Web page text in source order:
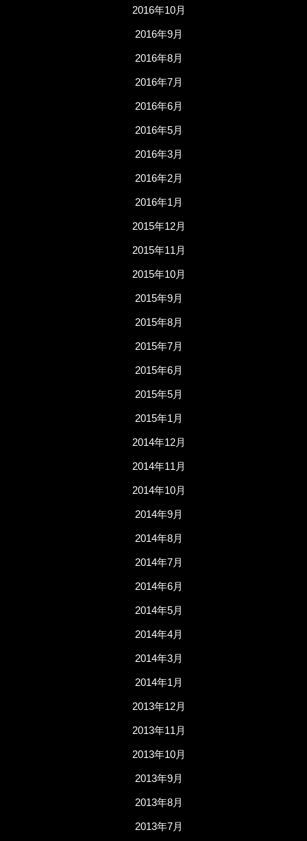
2016年10月
2016年9月
2016年8月
2016年7月
2016年6月
2016年5月
2016年3月
2016年2月
2016年1月
2015年12月
2015年11月
2015年10月
2015年9月
2015年8月
2015年7月
2015年6月
2015年5月
2015年1月
2014年12月
2014年11月
2014年10月
2014年9月
2014年8月
2014年7月
2014年6月
2014年5月
2014年4月
2014年3月
2014年1月
2013年12月
2013年11月
2013年10月
2013年9月
2013年8月
2013年7月